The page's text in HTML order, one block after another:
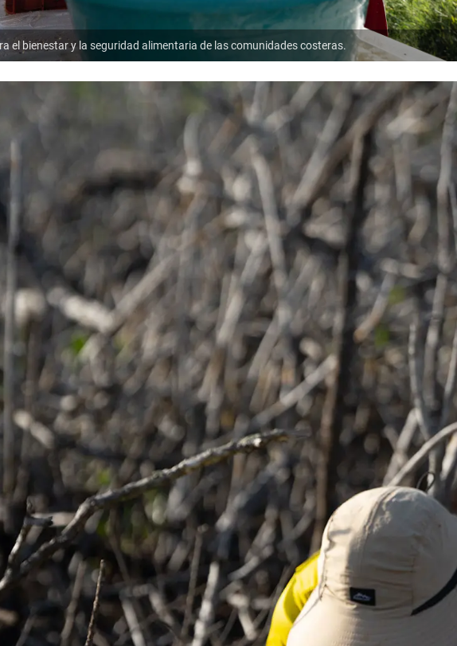
el bienestar y la seguridad alimentaria de las comunidades costeras.